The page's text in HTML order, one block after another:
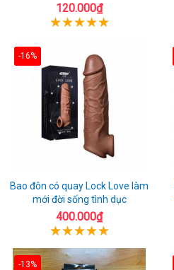
120.000₫
-16%
Bao đôn có quay Lock Love làm
mới đời sống tình dục
400.000₫
-13%